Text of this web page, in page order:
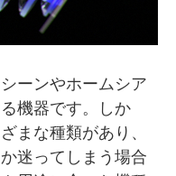
ーンやホームシア
機器です。しか
まな種類があり、
迷ってしまう場合